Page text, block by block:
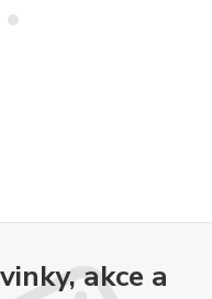
akce a